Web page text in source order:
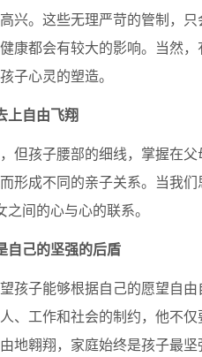
兴。这些无理严苛的管制，
康都会有较大的影响。当然
子心灵的塑造。
上自由飞翔
孩子腰部的细线，掌握在父
形成不同的亲子关系。当我
间的心与心的联系。
自己的坚强的后盾
子能够根据自己的愿望自由
、工作和社会的制约，他不
地翱翔，家庭始终是孩子最坚